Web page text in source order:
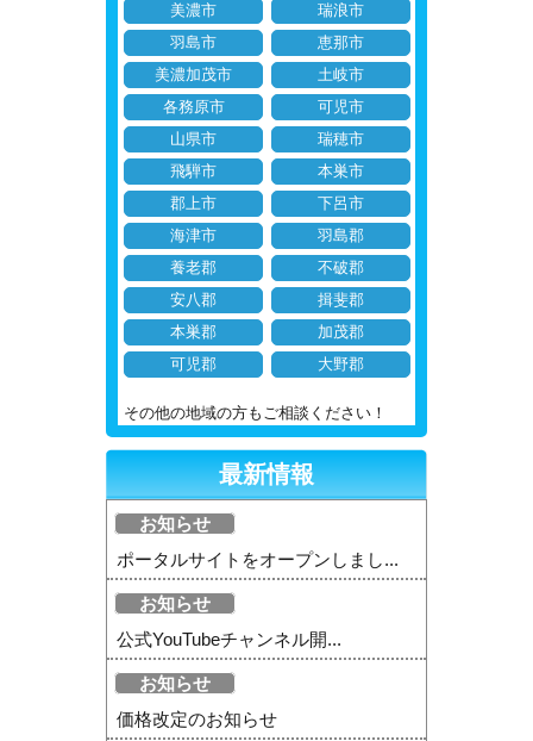
美濃市
瑞浪市
羽島市
恵那市
美濃加茂市
土岐市
各務原市
可児市
山県市
瑞穂市
飛騨市
本巣市
郡上市
下呂市
海津市
羽島郡
養老郡
不破郡
安八郡
揖斐郡
本巣郡
加茂郡
可児郡
大野郡
その他の地域の方もご相談ください！
最新情報
お知らせ
ポータルサイトをオープンしまし...
お知らせ
公式YouTubeチャンネル開...
お知らせ
価格改定のお知らせ